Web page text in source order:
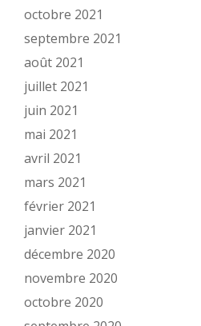
octobre 2021
septembre 2021
août 2021
juillet 2021
juin 2021
mai 2021
avril 2021
mars 2021
février 2021
janvier 2021
décembre 2020
novembre 2020
octobre 2020